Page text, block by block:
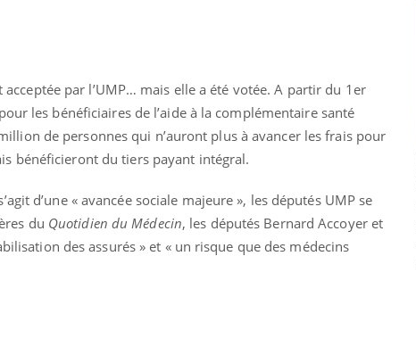
par l’UMP… mais elle a été votée. A partir du 1er
les bénéficiaires de l’aide à la complémentaire santé
de personnes qui n’auront plus à avancer les frais pour
bénéficieront du tiers payant intégral.
d’une « avancée sociale majeure », les députés UMP se
du Quotidien du Médecin, les députés Bernard Accoyer et
des assurés » et « un risque que des médecins
pour
mental ou
symptômes de la
ce qui la rend
Youtube
Insuline & Charge mentale : et si on
En 2026, l'insuline dans le diabète de type 2
reste entourée d'idées reçues chez les
patients comme parfois chez les soignants.